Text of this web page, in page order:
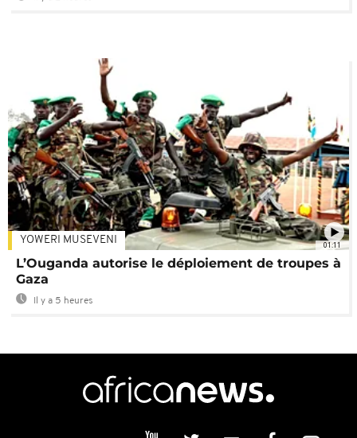
01:11
YOWERI MUSEVENI
L’Ouganda autorise le déploiement de troupes à
Gaza
Il y a 5 heures